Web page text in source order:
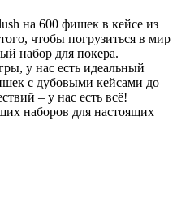
на 600 фишек в кейсе из
чтобы погрузиться в мир
набор для покера.
у нас есть идеальный
с дубовыми кейсами до
– у нас есть всё!
наборов для настоящих